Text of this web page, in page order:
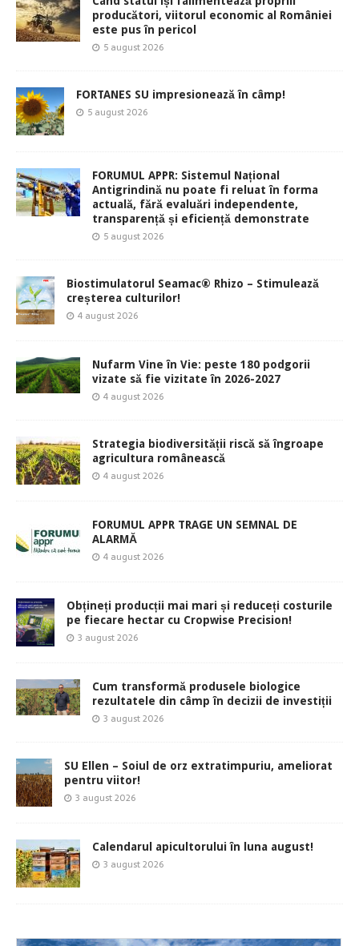
producători, viitorul economic al României
este pus în pericol
5 august 2026
FORTANES SU impresionează în câmp!
5 august 2026
FORUMUL APPR: Sistemul Național
Antigrindină nu poate fi reluat în forma
actuală, fără evaluări independente,
transparență și eficiență demonstrate
5 august 2026
Biostimulatorul Seamac® Rhizo – Stimulează
creșterea culturilor!
4 august 2026
Nufarm Vine în Vie: peste 180 podgorii
vizate să fie vizitate în 2026-2027
4 august 2026
Strategia biodiversității riscă să îngroape
agricultura românească
4 august 2026
FORUMUL APPR TRAGE UN SEMNAL DE
ALARMĂ
4 august 2026
Obțineți producții mai mari și reduceți costurile
pe fiecare hectar cu Cropwise Precision!
3 august 2026
Cum transformă produsele biologice
rezultatele din câmp în decizii de investiții
3 august 2026
SU Ellen – Soiul de orz extratimpuriu, ameliorat
pentru viitor!
3 august 2026
Calendarul apicultorului în luna august!
3 august 2026